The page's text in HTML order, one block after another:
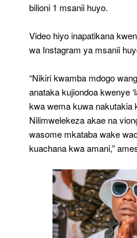
bilioni 1 msanii huyo.
Video hiyo inapatikana
wa Instagram ya msanii
“Nikiri kwamba mdogo
anataka kujiondoa kwenye
kwa wema kuwa nakutakia
Nilimwelekeza akae na
wasome mkataba wake
kuachana kwa amani,”